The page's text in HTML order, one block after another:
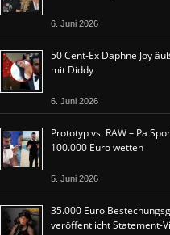
6. Juni 2026
50 Cent-Ex Daphne Joy
mit Diddy
6. Juni 2026
Prototyp vs. RAW – Pa
100.000 Euro wetten
5. Juni 2026
35.000 Euro
veröffentlicht Statement-